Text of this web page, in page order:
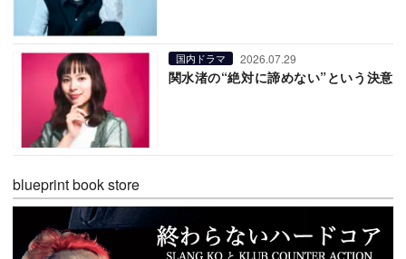
国内ドラマ 2026.07.29
関水渚の“絶対に諦めない”という決意
blueprint book store